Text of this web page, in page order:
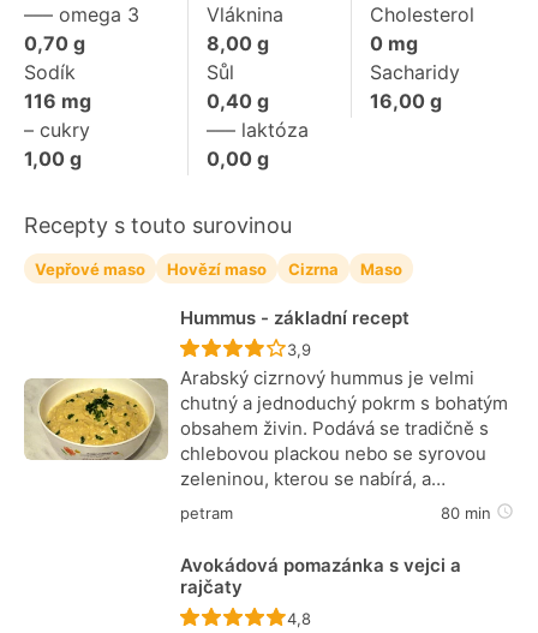
––– omega 3
0,70 g
Vláknina
8,00g
Cholesterol
0mg
Sodík
116 mg
Sůl
0,40g
Sacharidy
16,00g
– cukry
1,00 g
––– laktóza
0,00g
Recepty s touto surovinou
Vepřové maso Hovězí maso Cizrna Maso
Hummus - základní recept
Recept ještě nebyl hodnocen
3,9
Arabský cizrnový hummus je velmi
chutný a jednoduchý pokrm s bohatým
obsahem živin. Podává se tradičně s
chlebovou plackou nebo se syrovou
zeleninou, kterou se nabírá, a…
petram 80 min
Avokádová pomazánka s vejci a
rajčaty
Recept ještě nebyl hodnocen
4,8